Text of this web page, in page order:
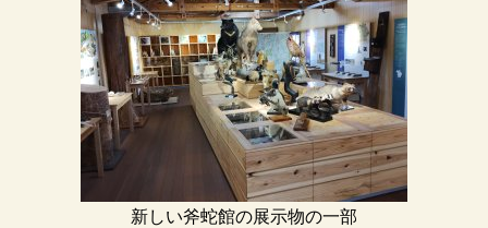
新しい斧蛇館の展示物の一部